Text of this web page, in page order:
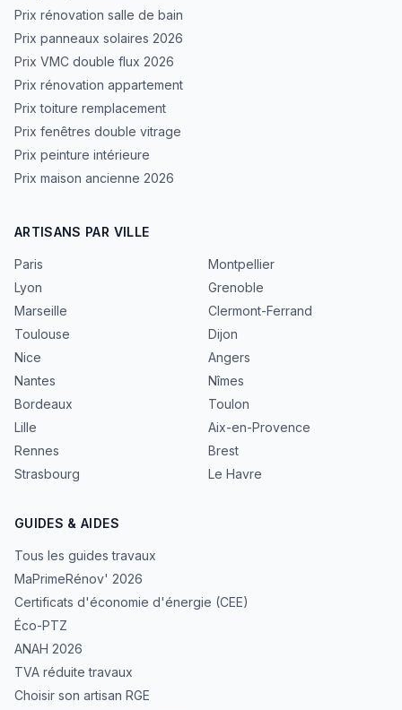
Prix rénovation salle de bain
Prix panneaux solaires 2026
Prix VMC double flux 2026
Prix rénovation appartement
Prix toiture remplacement
Prix fenêtres double vitrage
Prix peinture intérieure
Prix maison ancienne 2026
ARTISANS PAR VILLE
Paris
Lyon
Marseille
Toulouse
Nice
Nantes
Bordeaux
Lille
Rennes
Strasbourg
Montpellier
Grenoble
Clermont-Ferrand
Dijon
Angers
Nîmes
Toulon
Aix-en-Provence
Brest
Le Havre
GUIDES & AIDES
Tous les guides travaux
MaPrimeRénov' 2026
Certificats d'économie d'énergie (CEE)
Éco-PTZ
ANAH 2026
TVA réduite travaux
Choisir son artisan RGE